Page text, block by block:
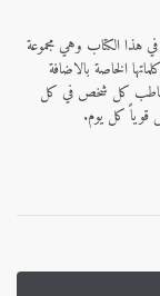
هذا الكتاب وهي مجموعة
كلماتها الخاصة بالاضافة
يخاطب كل شخص في كل
قوياً كل يوم.